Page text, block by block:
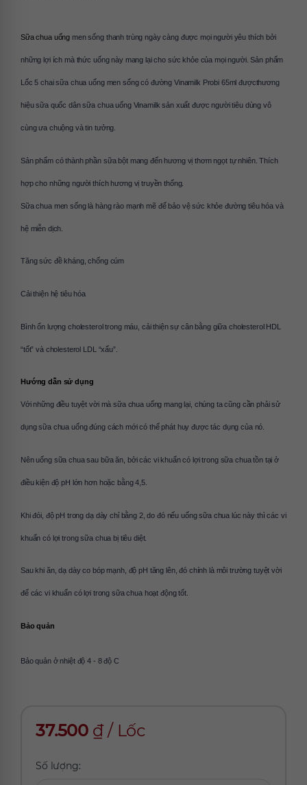
Sữa chua uống men sống thanh trùng ngày càng được mọi người yêu thích bởi
những lợi ích mà thức uống này mang lại cho sức khỏe của mọi người. Sản phẩm
Lốc 5 chai sữa chua uống men sống có đường Vinamilk Probi 65ml đượcthương
hiệu sữa quốc dân sữa chua uống Vinamilk sản xuất được người tiêu dùng vô
cùng ưa chuộng và tin tưởng.
Sản phẩm có thành phần sữa bột mang đến hương vị thơm ngọt tự nhiên. Thích
hợp cho những người thích hương vị truyền thống.
Sữa chua men sống là hàng rào mạnh mẽ để bảo vệ sức khỏe đường tiêu hóa và
hệ miễn dịch.
Tăng sức đề kháng, chống cúm
Cải thiện hệ tiêu hóa
Bình ổn lượng cholesterol trong máu, cải thiện sự cân bằng giữa cholesterol HDL
“tốt” và cholesterol LDL “xấu”.
Hướng dẫn sử dụng
Với những điều tuyệt vời mà sữa chua uống mang lại, chúng ta cũng cần phải sử
dụng sữa chua uống đúng cách mới có thể phát huy được tác dụng của nó.
Nên uống sữa chua sau bữa ăn, bởi các vi khuẩn có lợi trong sữa chua tồn tại ở
điều kiện độ pH lớn hơn hoặc bằng 4,5.
Khi đói, độ pH trong dạ dày chỉ bằng 2, do đó nếu uống sữa chua lúc này thì các vi
khuẩn có lợi trong sữa chua bị tiêu diệt.
Sau khi ăn, dạ dày co bóp mạnh, độ pH tăng lên, đó chính là môi trường tuyệt vời
để các vi khuẩn có lợi trong sữa chua hoạt động tốt.
Bảo quản
Bảo quản ở nhiệt độ 4 - 8 độ C
37.500 ₫ / Lốc
Số lượng: